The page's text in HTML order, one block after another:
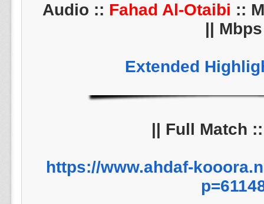
Fahad Al-Otaibi ::
Mbps ||
Extended
https://www.ahdaf-